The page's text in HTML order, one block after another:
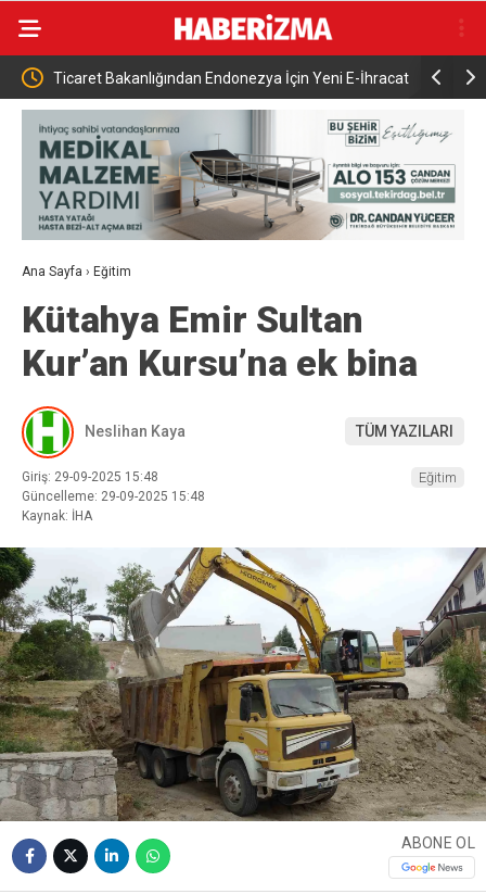
Ticaret Bakanlığından Endonezya İçin Yeni E-İhracat
Rehberi
17. Dönem
toprağa
Ana Sayfa › Eğitim
Kütahya Emir Sultan
Kur’an Kursu’na ek bina
Neslihan Kaya TÜM YAZILARI
Giriş: 29-09-2025 15:48
Güncelleme: 29-09-2025 15:48
Kaynak: İHA
Eğitim
ABONE OL